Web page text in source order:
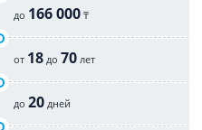
до 166 000 ₸
от 18 до 70 лет
до 20 дней